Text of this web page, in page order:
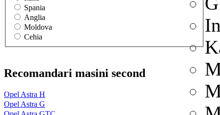
Spania
Anglia
Moldova
Cehia
Recomandari masini second
Opel Astra H
Opel Astra G